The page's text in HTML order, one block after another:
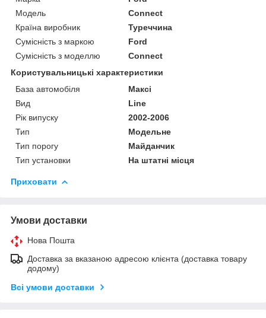
Модель
Connect
Країна виробник
Туреччина
Сумісність з маркою
Ford
Сумісність з моделлю
Connect
Користувальницькі характеристики
База автомобіля
Максі
Вид
Line
Рік випуску
2002-2006
Тип
Модельне
Тип порогу
Майданчик
Тип установки
На штатні місця
Приховати
Умови доставки
Нова Пошта
Доставка за вказаною адресою клієнта (доставка товару
додому)
Всі умови доставки